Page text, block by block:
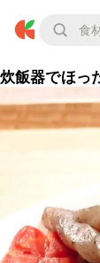
炊飯器でほっ